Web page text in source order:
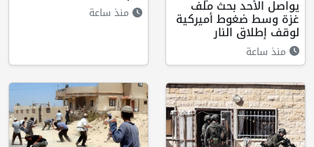
يواصل الأحد بحث ملف
غزة وسط ضغوط أميركية
لوقف إطلاق النار
منذ ساعة
منذ ساعة